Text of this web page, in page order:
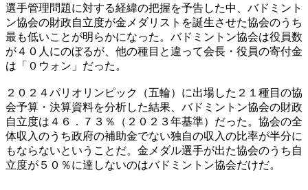
選手管理問題に対する経緯の把握を予告した中、バドミント
ン協会の財政自立度が金メダリストを誕生させた協会のうち
最も低いことが明らかになった。バドミントン協会は役員数
が４０人にのぼるが、他の種目と違って会長・役員の寄付金
は「０ウォン」だった。
２０２４パリオリンピック（五輪）に出場した２１種目の協
会予算・決算資料を分析した結果、バドミントン協会の財政
自立度は４６．７３％（２０２３年基準）だった。協会の全
体収入のうち政府の補助金でない独自の収入の比率が半分に
もならないということだ。金メダル選手が出た協会のうち自
立度が５０％に達しないのはバドミントン協会だけだ。